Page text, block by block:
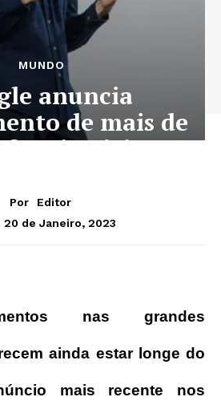
MUNDO
anuncia
de mais de
funcionários
Por
Editor
20 de Janeiro, 2023
nas grandes
ainda estar longe do
mais recente nos